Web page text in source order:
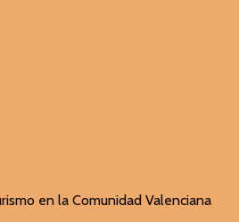
en la Comunidad Valenciana